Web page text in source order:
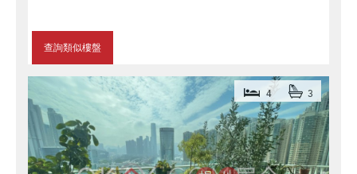
查詢類似樓盤
4 3